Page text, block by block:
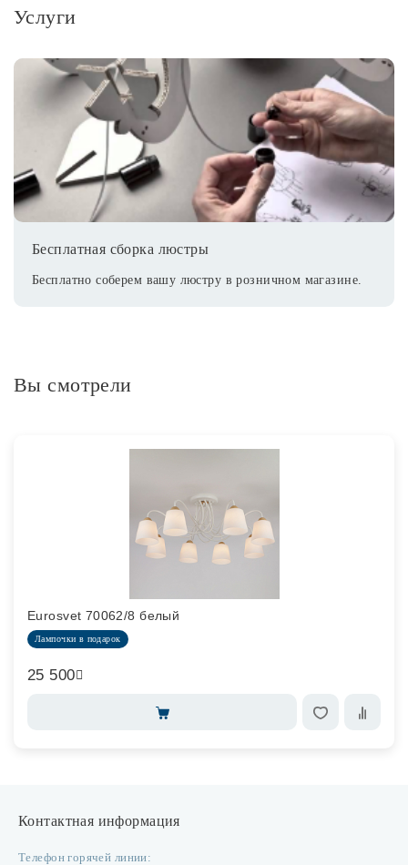
Услуги
Бесплатная сборка люстры
Бесплатно соберем вашу люстру в розничном магазине.
Вы смотрели
Eurosvet 70062/8 белый
Лампочки в подарок
25 500
Контактная информация
Телефон горячей линии: